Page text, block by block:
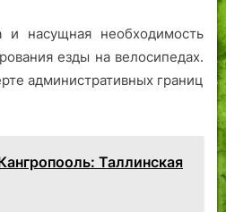
и насущная необходимость
езды на велосипедах.
административных границ
Таллинская